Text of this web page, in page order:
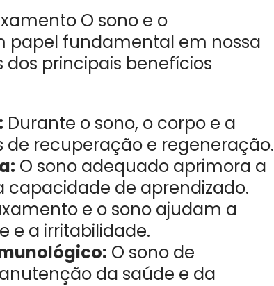
O sono e o
fundamental em nossa
principais benefícios
Durante o sono, o corpo e a
recuperação e regeneração.
O sono adequado aprimora a
de aprendizado.
e o sono ajudam a
e a irritabilidade.
O sono de
da saúde e da